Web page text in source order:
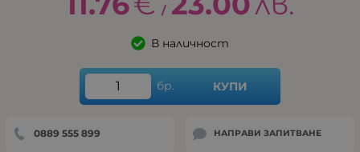
/
В наличност
бр. КУПИ
0889 555 899 НАПРАВИ ЗАПИТВАНЕ